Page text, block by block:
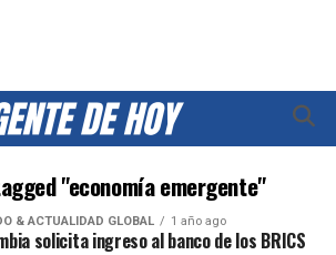
"economía emergente"
& ACTUALIDAD GLOBAL 1 año ago
solicita ingreso al banco de los BRICS